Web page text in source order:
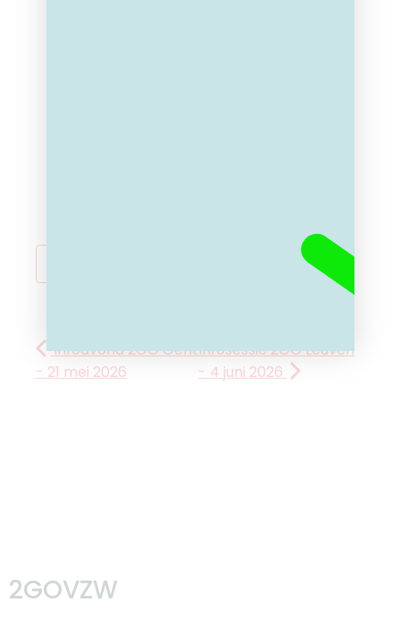
Infoavond 2GO Gent
- 21 mei 2026
Infosessie 2GO Leuven
- 4 juni 2026
2GOVZW